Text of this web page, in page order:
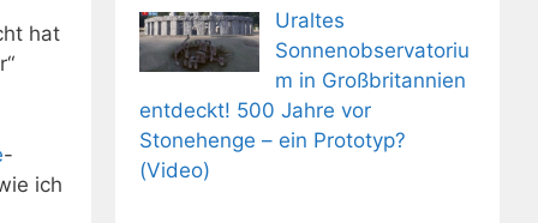
hat
-
ich
Uraltes
Sonnenobservatoriu
m in Großbritannien
entdeckt! 500 Jahre vor
Stonehenge – ein Prototyp?
(Video)